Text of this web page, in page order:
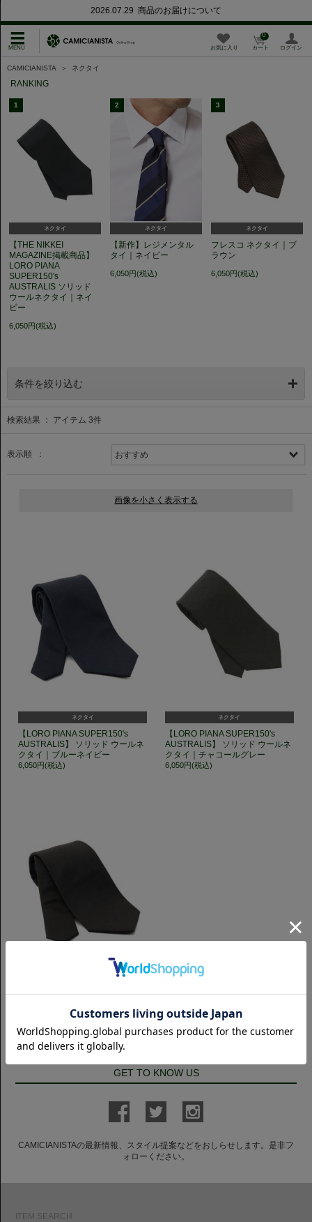
2026.07.29 商品のお届けについて
お気に入り カート
0
ログイン
CAMICIANISTA ＞ ネクタイ
RANKING
1
ネクタイ
【THE NIKKEI
MAGAZINE掲載商品】
LORO PIANA
SUPER150's
AUSTRALIS ソリッド
ウールネクタイ｜ネイ
ビー
6,050円(税込)
2
ネクタイ
【新作】レジメンタル
タイ｜ネイビー
6,050円(税込)
3
ネクタイ
フレスコ ネクタイ｜ブ
ラウン
6,050円(税込)
条件を絞り込む
検索結果 ： アイテム 3件
表示順 ：
ネクタイ
【LORO PIANA SUPER150's
AUSTRALIS】 ソリッド ウールネ
クタイ｜ブルーネイビー
6,050円(税込)
ネクタイ
【LORO PIANA SUPER150's
AUSTRALIS】 ソリッド ウールネ
クタイ｜チャコールグレー
6,050円(税込)
AUSTRALIS】 ソリッド ウールネ
クタイ｜ブラウングレー
6,050円(税込)
GET TO KNOW US
CAMICIANISTAの最新情報、スタイル提案などをおしらせします。是非フ
ォローください。
ITEM SEARCH